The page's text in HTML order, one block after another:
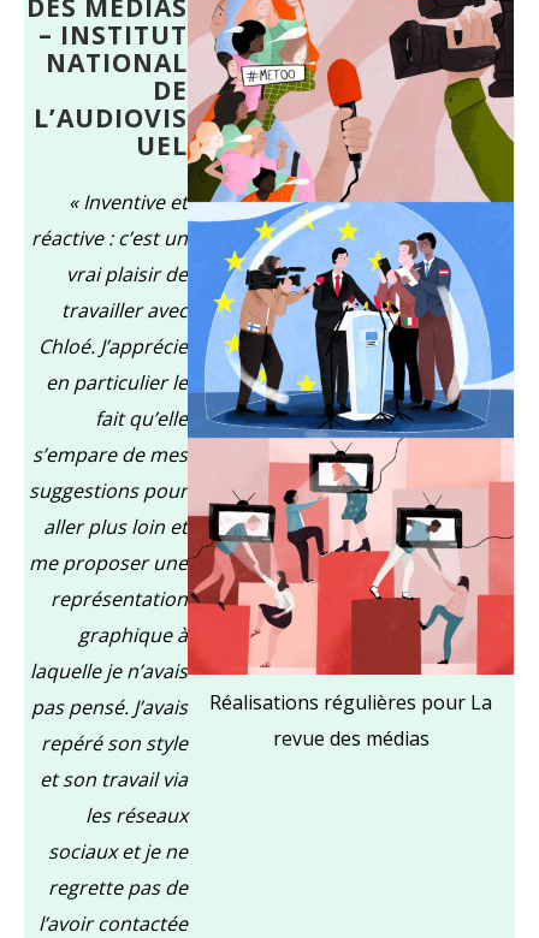
DES MÉDIAS
– INSTITUT
NATIONAL
DE
L’AUDIOVIS
UEL
« Inventive et
réactive : c’est un
vrai plaisir de
travailler avec
Chloé. J’apprécie
en particulier le
fait qu’elle
s’empare de mes
suggestions pour
aller plus loin et
me proposer une
représentation
graphique à
laquelle je n’avais
pas pensé. J’avais
repéré son style
et son travail via
les réseaux
sociaux et je ne
regrette pas de
l’avoir contactée
Réalisations régulières pour La
revue des médias